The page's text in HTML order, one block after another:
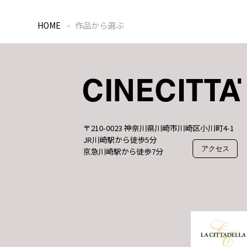
HOME 作品から選ぶ
〒210-0023 神奈川県川崎市川崎区小川町4-1
JR川崎駅から徒歩5分
京急川崎駅から徒歩7分
アクセス